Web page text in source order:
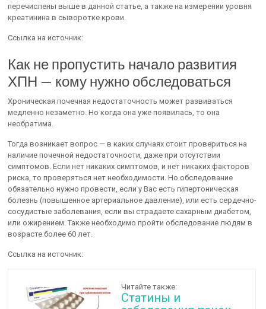
перечислены выше в данной статье, а также на измерении уровня
креатинина в сыворотке крови.
Ссылка на источник:
Как не пропустить начало развития
ХПН — кому нужно обследоваться
Хроническая почечная недостаточность может развиваться
медленно незаметно. Но когда она уже появилась, то она
необратима.
Тогда возникает вопрос — в каких случаях стоит провериться на
наличие почечной недостаточности, даже при отсутствии
симптомов. Если нет никаких симптомов, и нет никаких факторов
риска, то проверяться нет необходимости. Но обследование
обязательно нужно провести, если у Вас есть гипертоническая
болезнь (повышенное артериальное давление), или есть сердечно-
сосудистые заболевания, если вы страдаете сахарным диабетом,
или ожирением. Также необходимо пройти обследование людям в
возрасте более 60 лет.
Ссылка на источник:
Читайте также:
Статины и